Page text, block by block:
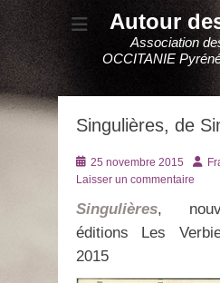
Autour
Association
OCCITANIE
Singulières, de
Posté
le
25 novembre 2015
Laisser un commentaire
Singulières,
éditions Les
2015